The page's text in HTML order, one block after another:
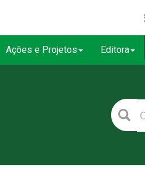
Ações e Projetos Editora